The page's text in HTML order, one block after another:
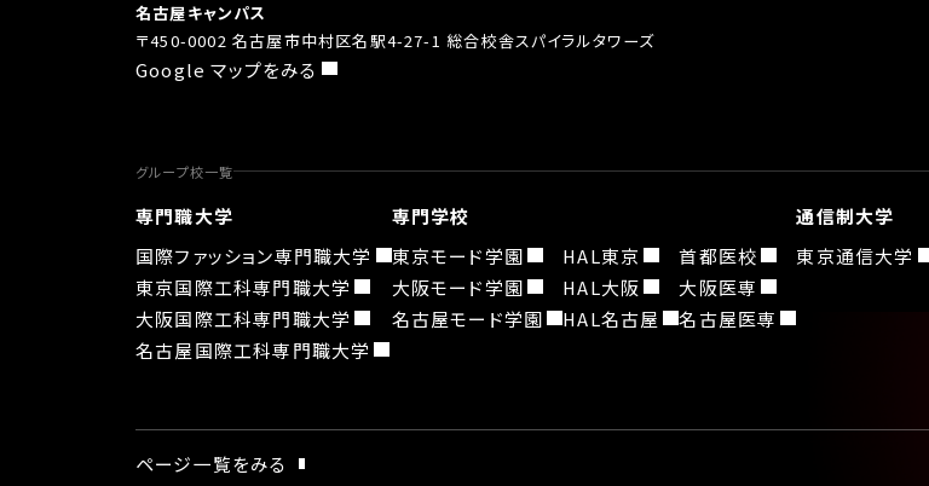
名古屋キャンパス
〒450-0002 名古屋市中村区名駅4-27-1 総合校舎スパイラルタワーズ
Google マップをみる
グループ校一覧
専門職大学
国際ファッション専門職大学
東京国際工科専門職大学
大阪国際工科専門職大学
名古屋国際工科専門職大学
専門学校
東京モード学園
大阪モード学園
名古屋モード学園
HAL東京
HAL大阪
HAL名古屋
首都医校
大阪医専
名古屋医専
通信制大学
東京通信大学
ページ一覧をみる